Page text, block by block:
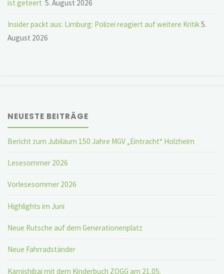
ist geteert 5. August 2026
Insider packt aus: Limburg: Polizei reagiert auf weitere Kritik5.
August 2026
NEUESTE BEITRÄGE
Bericht zum Jubiläum 150 Jahre MGV „Eintracht“ Holzheim
Lesesommer 2026
Vorlesesommer 2026
Highlights im Juni
Neue Rutsche auf dem Generationenplatz
Neue Fahrradständer
Kamishibai mit dem Kinderbuch ZOGG am 21.05.